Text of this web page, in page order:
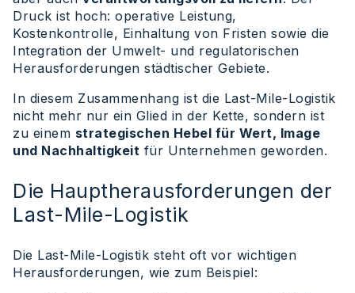
Druck ist hoch: operative Leistung,
Kostenkontrolle, Einhaltung von Fristen sowie die
Integration der Umwelt- und regulatorischen
Herausforderungen städtischer Gebiete.
In diesem Zusammenhang ist die Last-Mile-Logistik
nicht mehr nur ein Glied in der Kette, sondern ist
zu einem strategischen Hebel für Wert, Image
und Nachhaltigkeit für Unternehmen geworden.
Die Hauptherausforderungen der
Last-Mile-Logistik
Die Last-Mile-Logistik steht oft vor wichtigen
Herausforderungen, wie zum Beispiel: